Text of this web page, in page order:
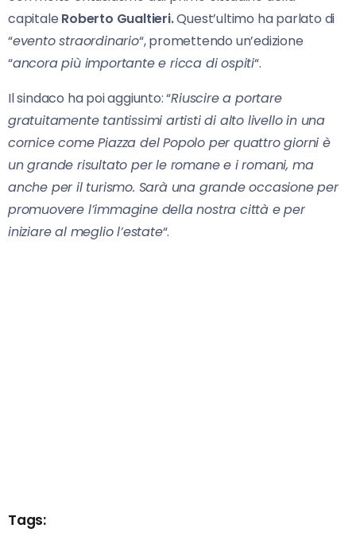
capitale Roberto Gualtieri.Quest’ultimo ha parlato di
“evento straordinario“, promettendo un’edizione
“ancora più importante e ricca di ospiti“.
Il sindaco ha poi aggiunto: “Riuscire a portare
gratuitamente tantissimi artisti di alto livello in una
cornice come Piazza del Popolo per quattro giorni è
un grande risultato per le romane e i romani, ma
anche per il turismo. Sarà una grande occasione per
promuovere l’immagine della nostra città e per
iniziare al meglio l’estate“.
Tags: